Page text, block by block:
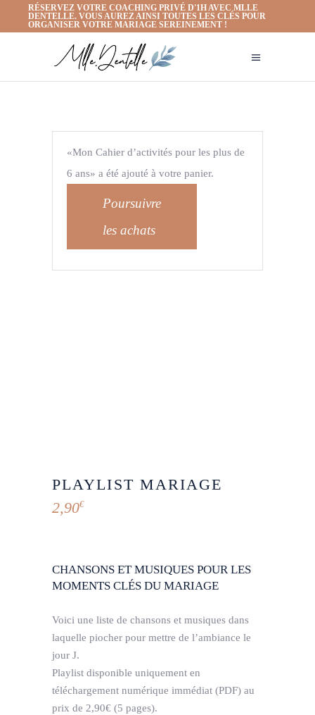
RÉSERVEZ VOTRE COACHING PRIVÉ D'1H AVEC MLLE
DENTELLE. VOUS AUREZ AINSI TOUTES LES CLÉS POUR
ORGANISER VOTRE MARIAGE SEREINEMENT !
«Mon Cahier d’activités pour les plus de
6 ans» a été ajouté à votre panier.
Poursuivre
les achats
PLAYLIST MARIAGE
2,90€
CHANSONS ET MUSIQUES POUR LES
MOMENTS CLÉS DU MARIAGE
Voici une liste de chansons et musiques dans
laquelle piocher pour mettre de l’ambiance le
jour J.
Playlist disponible uniquement en
téléchargement numérique immédiat (PDF) au
prix de 2,90€ (5 pages).